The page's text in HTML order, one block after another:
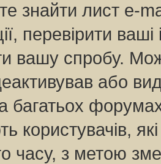
знайти лист e-
перевірити
вашу спробу.
або
багатьох
користувачів,
часу, з метою